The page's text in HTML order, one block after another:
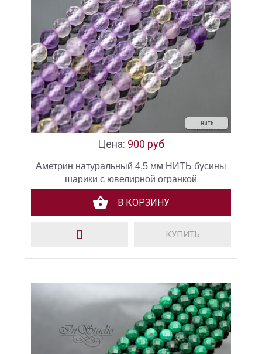
нить
Цена: 900 руб
Аметрин натуральный 4,5 мм НИТЬ бусины
шарики с ювелирной огранкой
В КОРЗИНУ
КУПИТЬ